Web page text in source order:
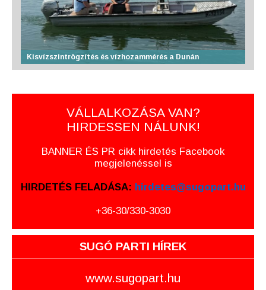
Kisvízszintrögzítés és vízhozammérés a Dunán
VÁLLALKOZÁSA VAN?
HIRDESSEN NÁLUNK!
BANNER ÉS PR cikk hirdetés Facebook
megjelenéssel is
HIRDETÉS FELADÁSA: hirdetes@sugopart.hu
+36-30/330-3030
SUGÓ PARTI HÍREK
www.sugopart.hu